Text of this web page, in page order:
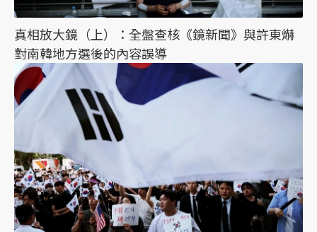
真相放大鏡（上）：全盤查核《鏡新聞》與許東爀
對南韓地方選後的內容誤導